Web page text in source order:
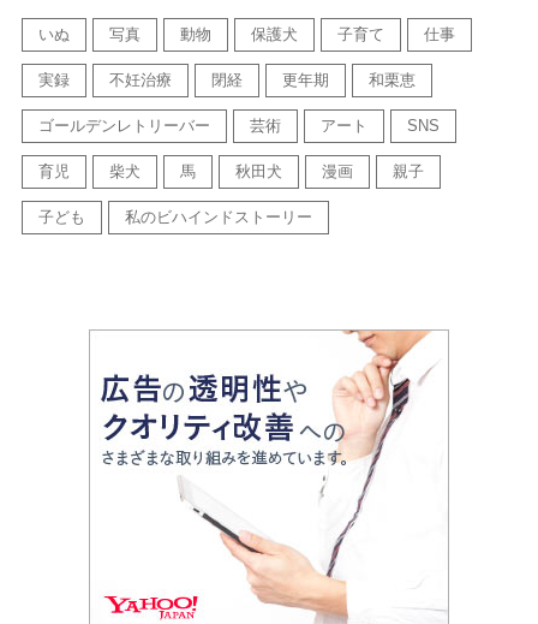
いぬ 写真 動物 保護犬 子育て 仕事
実録 不妊治療 閉経 更年期 和栗恵
ゴールデンレトリーバー 芸術 アート SNS
育児 柴犬 馬 秋田犬 漫画 親子
子ども 私のビハインドストーリー